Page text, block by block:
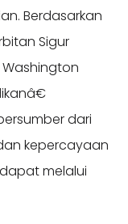
Berdasarkan
Sigur
dari
kepercayaan
melalui